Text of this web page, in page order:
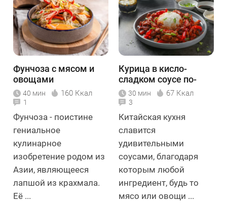
Фунчоза с мясом и
овощами
40 мин 160 Ккал
1
Фунчоза - поистине
гениальное
кулинарное
изобретение родом из
Азии, являющееся
лапшой из крахмала.
Её ...
Курица в кисло-
сладком соусе по-
китайски
30 мин 67 Ккал
3
Китайская кухня
славится
удивительными
соусами, благодаря
которым любой
ингредиент, будь то
мясо или овощи ...